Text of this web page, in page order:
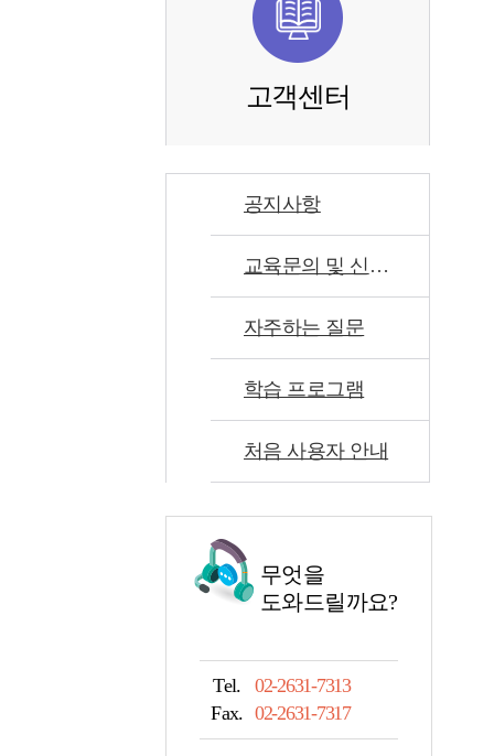
고객센터
공지사항
교육문의 및 신고센터
자주하는 질문
학습 프로그램
처음 사용자 안내
무엇을
도와드릴까요?
Tel.
02-2631-7313
Fax. 02-2631-7317